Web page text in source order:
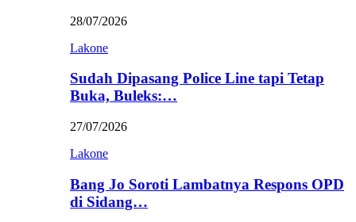
28/07/2026
Lakone
Sudah Dipasang Police Line tapi Tetap
Buka, Buleks:…
27/07/2026
Lakone
Bang Jo Soroti Lambatnya Respons OPD
di Sidang…